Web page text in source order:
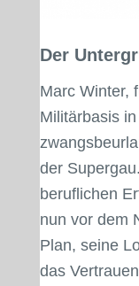
Der
Marc Winter,
Militärbasis
der
beruflichen
nun vor dem
Plan, seine
das